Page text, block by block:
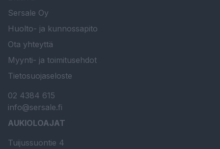
Sersale Oy
Huolto- ja kunnossapito
Ota yhteyttä
Myynti- ja toimitusehdot
Tietosuojaseloste
02 4384 615
info@sersale.fi
AUKIOLOAJAT
Tuijussuontie 4